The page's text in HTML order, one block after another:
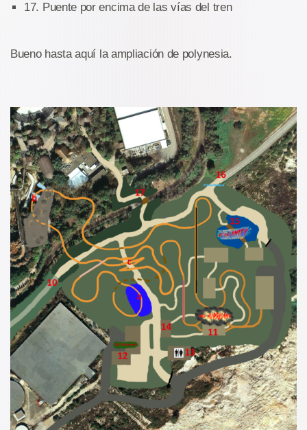
17. Puente por encima de las vías del tren
Bueno hasta aquí la ampliación de polynesia.